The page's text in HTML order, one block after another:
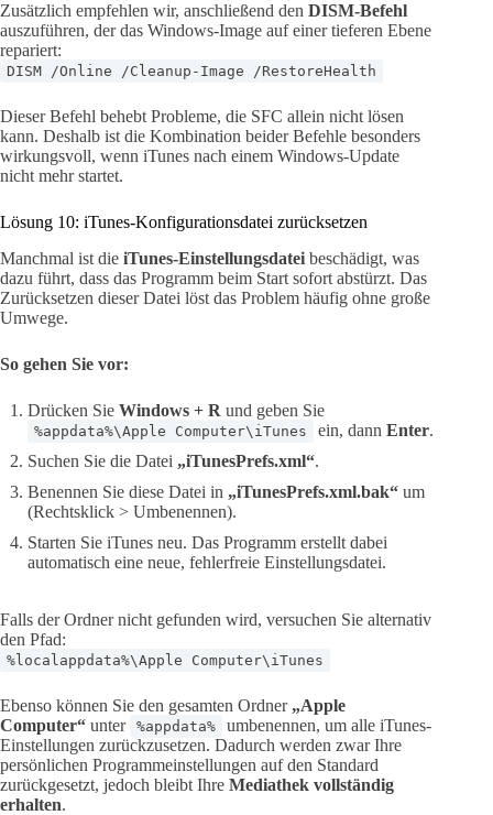
Zusätzlich empfehlen wir, anschließend den DISM-Befehl
auszuführen, der das Windows-Image auf einer tieferen Ebene
repariert:
DISM /Online /Cleanup-Image /RestoreHealth
Dieser Befehl behebt Probleme, die SFC allein nicht lösen
kann. Deshalb ist die Kombination beider Befehle besonders
wirkungsvoll, wenn iTunes nach einem Windows-Update
nicht mehr startet.
Lösung 10: iTunes-Konfigurationsdatei zurücksetzen
Manchmal ist die iTunes-Einstellungsdatei beschädigt, was
dazu führt, dass das Programm beim Start sofort abstürzt. Das
Zurücksetzen dieser Datei löst das Problem häufig ohne große
Umwege.
So gehen Sie vor:
Drücken Sie Windows + R und geben Sie
%appdata%\Apple Computer\iTunes ein, dann Enter.
Suchen Sie die Datei „iTunesPrefs.xml“.
Benennen Sie diese Datei in „iTunesPrefs.xml.bak“ um
(Rechtsklick > Umbenennen).
Starten Sie iTunes neu. Das Programm erstellt dabei
automatisch eine neue, fehlerfreie Einstellungsdatei.
Falls der Ordner nicht gefunden wird, versuchen Sie alternativ
den Pfad:
%localappdata%\Apple Computer\iTunes
Ebenso können Sie den gesamten Ordner „Apple
Computer“ unter %appdata%
umbenennen, um alle iTunes-
Einstellungen zurückzusetzen. Dadurch werden zwar Ihre
persönlichen Programmeinstellungen auf den Standard
zurückgesetzt, jedoch bleibt Ihre Mediathek vollständig
erhalten.